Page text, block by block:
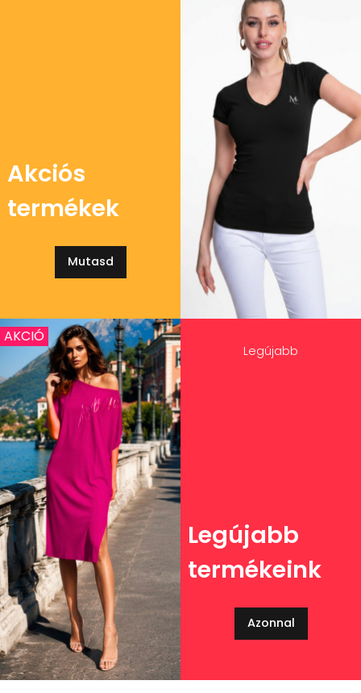
Akciós
termékek
Mutasd
Legújabb
Legújabb
termékeink
Azonnal
AKCIÓ